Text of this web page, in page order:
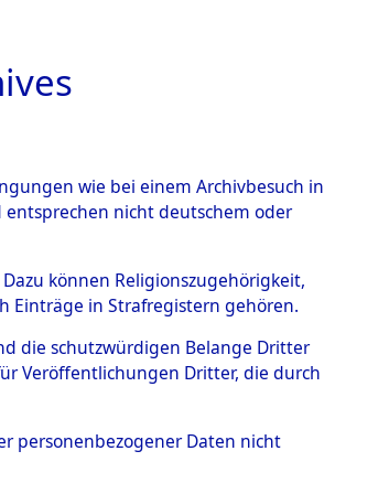
unbekannter
Grablegungen:
wie bei einem Archivbesuch in
nicht deutschem oder
können Religionszugehörigkeit,
Einträge in Strafregistern gehören.
die schutzwürdigen Belange Dritter
Veröffentlichungen Dritter, die durch
personenbezogener Daten nicht